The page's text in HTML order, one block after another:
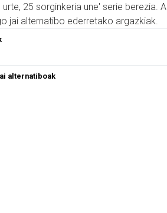
25 sorginkeria une' serie berezia.
jai alternatibo ederretako argazkiak.
alternatiboak